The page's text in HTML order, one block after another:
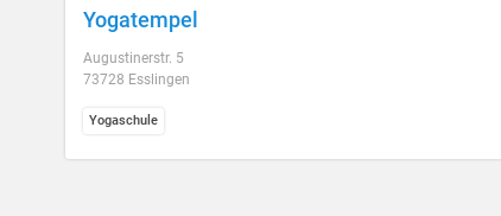
Yogatempel
Augustinerstr. 5
73728 Esslingen
Yogaschule